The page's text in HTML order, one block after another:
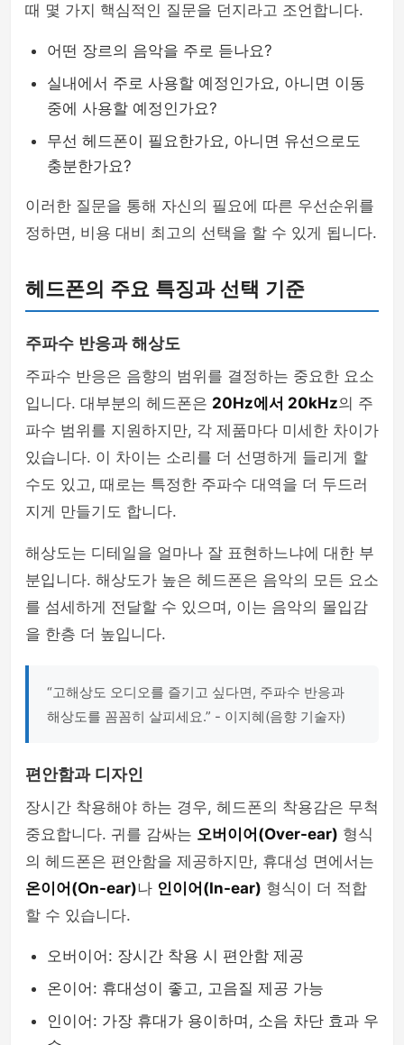
때 몇 가지 핵심적인 질문을 던지라고 조언합니다.
어떤 장르의 음악을 주로 듣나요?
실내에서 주로 사용할 예정인가요, 아니면 이동
중에 사용할 예정인가요?
무선 헤드폰이 필요한가요, 아니면 유선으로도
충분한가요?
이러한 질문을 통해 자신의 필요에 따른 우선순위를
정하면, 비용 대비 최고의 선택을 할 수 있게 됩니다.
헤드폰의 주요 특징과 선택 기준
주파수 반응과 해상도
주파수 반응은 음향의 범위를 결정하는 중요한 요소
입니다. 대부분의 헤드폰은 20Hz에서 20kHz의 주
파수 범위를 지원하지만, 각 제품마다 미세한 차이가
있습니다. 이 차이는 소리를 더 선명하게 들리게 할
수도 있고, 때로는 특정한 주파수 대역을 더 두드러
지게 만들기도 합니다.
해상도는 디테일을 얼마나 잘 표현하느냐에 대한 부
분입니다. 해상도가 높은 헤드폰은 음악의 모든 요소
를 섬세하게 전달할 수 있으며, 이는 음악의 몰입감
을 한층 더 높입니다.
“고해상도 오디오를 즐기고 싶다면, 주파수 반응과
해상도를 꼼꼼히 살피세요.” - 이지혜(음향 기술자)
편안함과 디자인
장시간 착용해야 하는 경우, 헤드폰의 착용감은 무척
중요합니다. 귀를 감싸는 오버이어(Over-ear) 형식
의 헤드폰은 편안함을 제공하지만, 휴대성 면에서는
온이어(On-ear)나 인이어(In-ear) 형식이 더 적합
할 수 있습니다.
오버이어: 장시간 착용 시 편안함 제공
온이어: 휴대성이 좋고, 고음질 제공 가능
인이어: 가장 휴대가 용이하며, 소음 차단 효과 우